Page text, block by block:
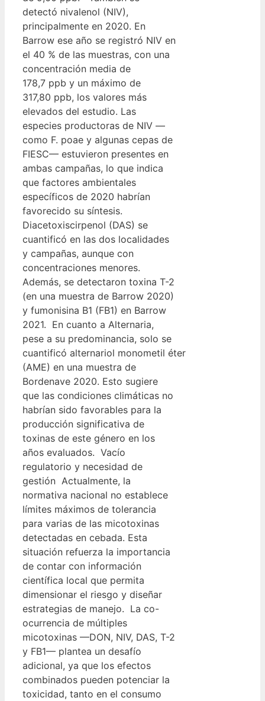
detectó nivalenol (NIV),
principalmente en 2020. En
Barrow ese año se registró NIV en
el 40 % de las muestras, con una
concentración media de
178,7 ppb y un máximo de
317,80 ppb, los valores más
elevados del estudio. Las
especies productoras de NIV —
como F. poae y algunas cepas de
FIESC— estuvieron presentes en
ambas campañas, lo que indica
que factores ambientales
específicos de 2020 habrían
favorecido su síntesis.
Diacetoxiscirpenol (DAS) se
cuantificó en las dos localidades
y campañas, aunque con
concentraciones menores.
Además, se detectaron toxina T-2
(en una muestra de Barrow 2020)
y fumonisina B1 (FB1) en Barrow
2021. En cuanto a Alternaria,
pese a su predominancia, solo se
cuantificó alternariol monometil éter
(AME) en una muestra de
Bordenave 2020. Esto sugiere
que las condiciones climáticas no
habrían sido favorables para la
producción significativa de
toxinas de este género en los
años evaluados. Vacío
regulatorio y necesidad de
gestión Actualmente, la
normativa nacional no establece
límites máximos de tolerancia
para varias de las micotoxinas
detectadas en cebada. Esta
situación refuerza la importancia
de contar con información
científica local que permita
dimensionar el riesgo y diseñar
estrategias de manejo. La co-
ocurrencia de múltiples
micotoxinas —DON, NIV, DAS, T-2
y FB1— plantea un desafío
adicional, ya que los efectos
combinados pueden potenciar la
toxicidad, tanto en el consumo